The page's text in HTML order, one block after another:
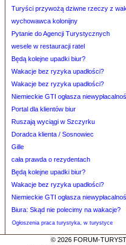
Turyści przywożą dziwne rzeczy z
wychowawca kolonijny
Pytanie do Agencji Turystycznych
wesele w restauracji ratel
Będą kolejne upadki biur?
Wakacje bez ryzyka upadłości?
Wakacje bez ryzyka upadłości?
Niemieckie GTI ogłasza
Portal dla klientów biur
Ruszają wyciągi w Szczyrku
Doradca klienta / Sosnowiec
Gille
cała prawda o rezydentach
Będą kolejne upadki biur?
Wakacje bez ryzyka upadłości?
Niemieckie GTI ogłasza
Biura: Skąd nie polecimy na wakacje?
Ogłoszenia praca turystyka, w turystyce
© 2026 FORUM-